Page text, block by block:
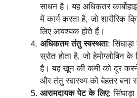
साधन है। यह अधिकतर
में कार्य करता है, जो शारीरिक
लिए आवश्यक होते हैं।
अधिकतम तंतु स्वस्थता:
स्रोत होता है, जो हेमोग्लोबिन के
है। यह खून की कमी को दूर
और तंतु स्वास्थ्य को बेहतर बना
आरामदायक पेट के लिए: